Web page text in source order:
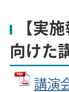
【実
向けた
講演